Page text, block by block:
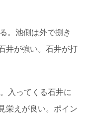
。池側は外で捌き
井が強い。石井が打
入ってくる石井に
栄えが良い。ポイン